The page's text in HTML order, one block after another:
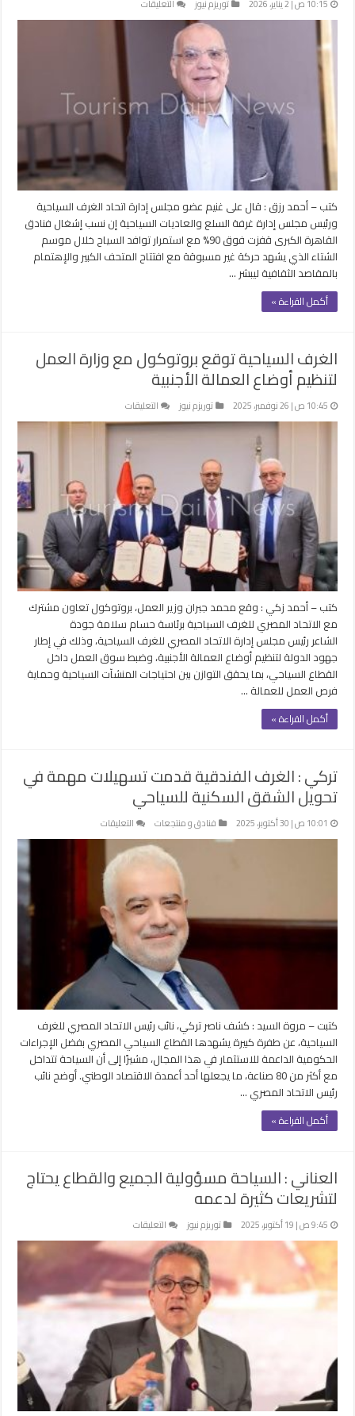
10:15 ص | 2 يناير، 2026 توريزم نيوز التعليقات
غنيم
أقامت
حفلات
في
رأس
السنة
وموسم
الشتاء
استثنائي
مغلقة
كتب – أحمد رزق : قال على غنيم عضو مجلس إدارة اتحاد الغرف السياحية
ورئيس مجلس إدارة غرفة السلع والعاديات السياحية إن نسب إشغال فنادق
القاهرة الكبرى قفزت فوق 90% مع استمرار توافد السياح خلال موسم
الشتاء الذي يشهد حركة غير مسبوقة مع افتتاح المتحف الكبير والإهتمام
بالمقاصد الثقافية ليبشر …
أكمل القراءة »
الغرف السياحية توقع بروتوكول مع وزارة العمل
لتنظيم أوضاع العمالة الأجنبية
10:45 ص | 26 نوفمبر، 2025 توريزم نيوز التعليقات
الغرف
السياحية
بروتوكول
مع
وزارة
العمل
لتنظيم
أوضاع
العمالة
الأجنبية
مغلقة
كتب – أحمد زكي : وقع محمد جبران وزير العمل، بروتوكول تعاون مشترك
مع الاتحاد المصري للغرف السياحية برئاسة حسام سلامة جودة
الشاعر رئيس مجلس إدارة الاتحاد المصري للغرف السياحية، وذلك في إطار
جهود الدولة لتنظيم أوضاع العمالة الأجنبية، وضبط سوق العمل داخل
القطاع السياحي، بما يحقق التوازن بين احتياجات المنشآت السياحية وحماية
فرص العمل للعمالة …
أكمل القراءة »
تركي : الغرف الفندقية قدمت تسهيلات مهمة في
تحويل الشقق السكنية للسياحي
10:01 ص | 30 أكتوبر، 2025 فنادق و منتجعات التعليقات
تركي
تسهيلات
مهمة
تحويل
الشقق
للسياحي
مغلقة
كتبت – مروة السيد : كشف ناصر تركي، نائب رئيس الاتحاد المصري للغرف
السياحية، عن طفرة كبيرة يشهدها القطاع السياحي المصري بفضل الإجراءات
الحكومية الداعمة للاستثمار في هذا المجال، مشيرًا إلى أن السياحة تتداخل
مع أكثر من 80 صناعة، ما يجعلها أحد أعمدة الاقتصاد الوطني. أوضح نائب
رئيس الاتحاد المصري …
أكمل القراءة »
العناني : السياحة مسؤولية الجميع والقطاع يحتاج
لتشريعات كثيرة لدعمه
9:45 ص | 19 أكتوبر، 2025 توريزم نيوز التعليقات
العناني
:
مسؤولية
الجميع
والقطاع
لتشريعات
كثيرة
لدعمه
مغلقة